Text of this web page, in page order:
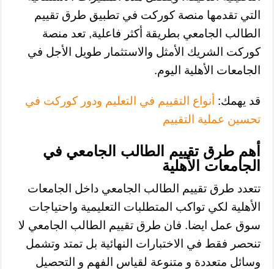
التي تقدمها منصة كوركت في تطبيق طرق تقييم
الطالب الجامعي بطريقة أكثر فاعلية, تعد منصة
كوركت الشريك الأمثل والاستثمار طويل الأجل في
الجامعات الأهلية اليوم.
قد يهمك: أنواع التقييم في التعليم ودور كوركت في
تحسين عملية التقييم
أهم طرق تقييم الطالب الجامعي في
الجامعات الأهلية
تتعدد طرق تقييم الطالب الجامعي داخل الجامعات
الأهلية لكي تواكب المتطلبات التعليمية واحتياجات
سوق عمل ايضا. فان طرق تقييم الطالب الجامعي لا
تنحصر فقط في الاختبارات النهائية بل تمتد وتشمل
وسائل متعددة و متنوعة لقياس الفهم و التحصيل